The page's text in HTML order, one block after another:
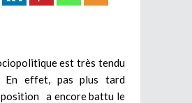
est très tendu
En effet, pas plus tard
a encore battu le